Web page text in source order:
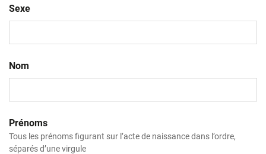
Sexe
Nom
Prénoms
Tous les prénoms figurant sur l’acte de naissance dans l’ordre,
séparés d’une virgule